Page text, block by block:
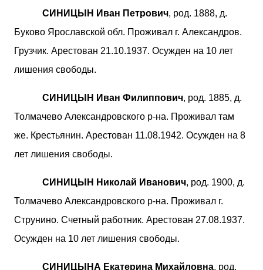
СИНИЦЫН Иван Петрович, род. 1888, д.
Буково Ярославской обл. Проживал г. Александров.
Грузчик. Арестован 21.10.1937. Осужден на 10 лет
лишения свободы.
СИНИЦЫН Иван Филиппович, род. 1885, д.
Толмачево Александровского р-на. Проживал там
же. Крестьянин. Арестован 11.08.1942. Осужден на 8
лет лишения свободы.
СИНИЦЫН Николай Иванович, род. 1900, д.
Толмачево Александровского р-на. Проживал г.
Струнино. Счетный работник. Арестован 27.08.1937.
Осужден на 10 лет лишения свободы.
СИНИЦЫНА Екатерина Михайловна, род.